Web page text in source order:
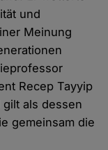
und
Meinung
Recep Tayyip
als dessen
gemeinsam die